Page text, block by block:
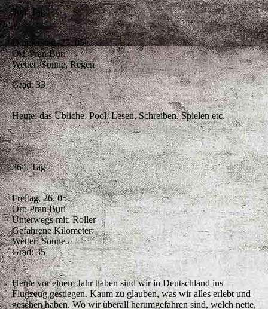
363. Tag
Donnerstag. 25. 05.
Ort: Pran Buri
Wetter: Sonne, Regen
Grad: 33
Heute: das Übliche. Pool, Lesen, Schreiben, Spielen etc.
364. Tag
Freitag, 26. 05.
Ort: Pran Buri
Unterwegs mit: Roller
Gefahrene Kilometer:
Wetter: Sonne
Grad: 35
Heute vor einem Jahr haben sind wir in Deutschland ins
Flugzeug gestiegen. Kaum zu glauben, was wir alles erlebt und
gesehen haben. Wo wir überall herumgefahren sind, welch nette,